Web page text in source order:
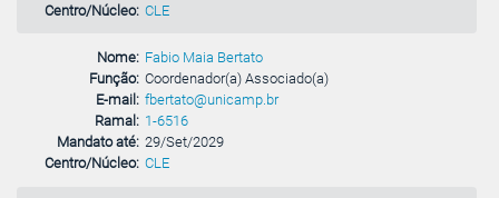
Centro/Núcleo: CLE
Nome: Fabio Maia Bertato
Função: Coordenador(a) Associado(a)
E-mail: fbertato@unicamp.br
Ramal: 1-6516
Mandato até: 29/Set/2029
Centro/Núcleo: CLE